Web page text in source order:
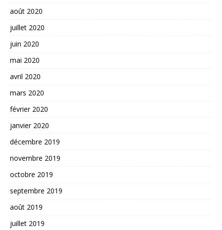
août 2020
juillet 2020
juin 2020
mai 2020
avril 2020
mars 2020
février 2020
janvier 2020
décembre 2019
novembre 2019
octobre 2019
septembre 2019
août 2019
juillet 2019